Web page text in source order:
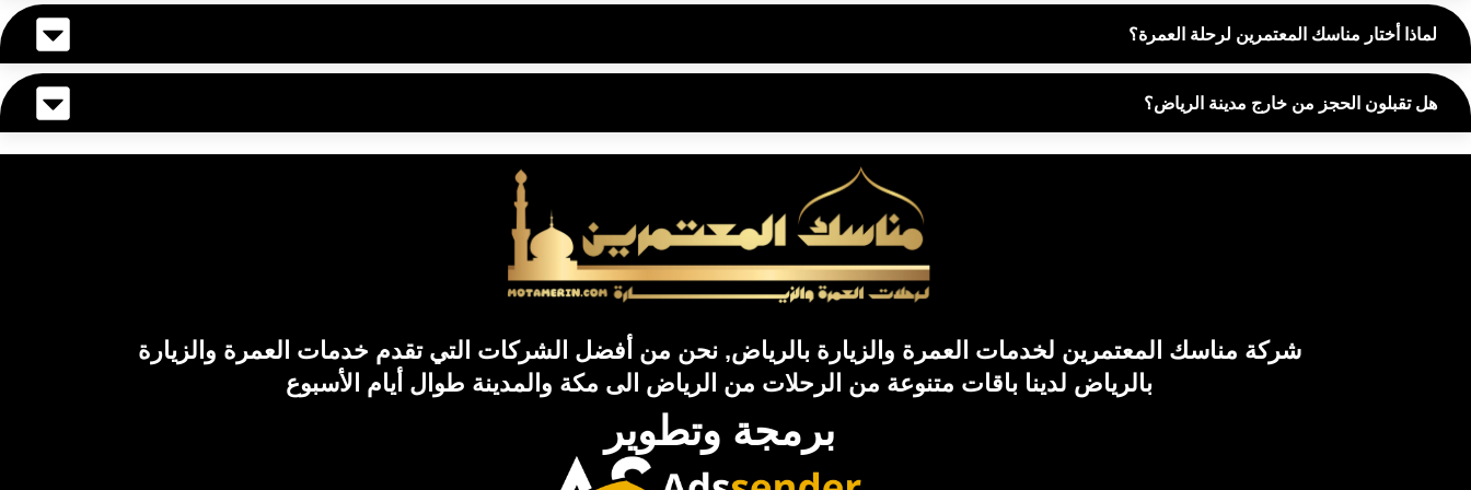
لماذا أختار مناسك المعتمرين لرحلة العمرة؟
هل تقبلون الحجز من خارج مدينة الرياض؟
شركة مناسك المعتمرين لخدمات العمرة والزيارة بالرياض, نحن من أفضل الشركات التي تقدم خدمات العمرة والزيارة
بالرياض لدينا باقات متنوعة من الرحلات من الرياض الى مكة والمدينة طوال أيام الأسبوع
برمجة وتطوير